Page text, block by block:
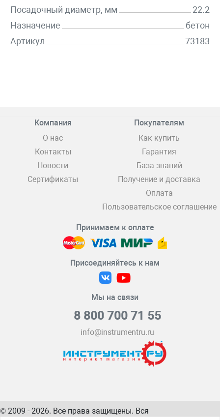
Посадочный диаметр, мм
22.2
Назначение
бетон
Артикул
73183
Компания
О нас
Контакты
Новости
Сертификаты
Покупателям
Как купить
Гарантия
База знаний
Получение и доставка
Оплата
Пользовательское соглашение
Принимаем к оплате
Присоединяйтесь к нам
Мы на связи
8 800 700 71 55
info@instrumentru.ru
© 2009 - 2026. Все права защищены. Вся